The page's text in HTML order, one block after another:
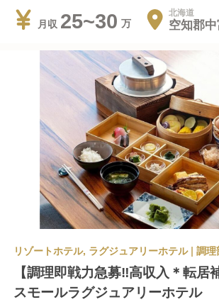
月収 25~30 北海道
空知郡
【調理即戦力急募‼️高収入＊転居
スモールラグジュアリーホテル